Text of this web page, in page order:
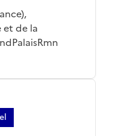
de la